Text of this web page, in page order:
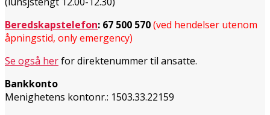
Beredskapstelefon: 67 500 570(ved hendelser utenom
åpningstid, only emergency)
Se også herfor direktenummer til ansatte.
Bankkonto
Menighetens kontonr.: 1503.33.22159